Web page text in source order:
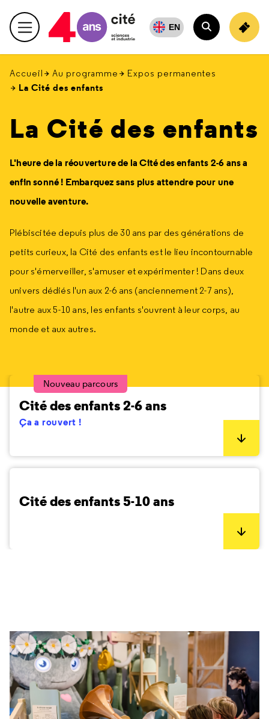
en
haut
Menu principal EN
Rechercher
Accueil Au programme Expos permanentes
La Cité des enfants
La Cité des enfants
L'heure de la réouverture de la Cité des enfants 2-6 ans a
enfin sonné ! Embarquez sans plus attendre pour une
nouvelle aventure.
Plébiscitée depuis plus de 30 ans par des générations de
petits curieux, la Cité des enfants est le lieu incontournable
pour s'émerveiller, s'amuser et expérimenter ! Dans deux
univers dédiés l'un aux 2-6 ans (anciennement 2-7 ans),
l'autre aux 5-10 ans, les enfants s'ouvrent à leur corps, au
monde et aux autres.
Cité des enfants 2-6 ans
Ça a rouvert !
Nouveau parcours
Cité des enfants 5-10 ans